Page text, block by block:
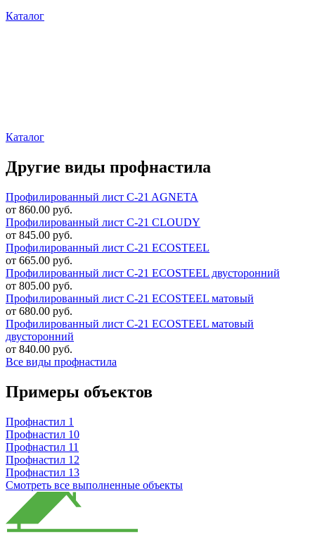
Каталог
Каталог
Другие виды профнастила
Профилированный лист C-21 AGNETA
от 860.00 руб.
Профилированный лист C-21 CLOUDY
от 845.00 руб.
Профилированный лист C-21 ECOSTEEL
от 665.00 руб.
Профилированный лист C-21 ECOSTEEL двусторонний
от 805.00 руб.
Профилированный лист C-21 ECOSTEEL матовый
от 680.00 руб.
Профилированный лист C-21 ECOSTEEL матовый
двусторонний
от 840.00 руб.
Все виды профнастила
Примеры объектов
Профнастил 1
Профнастил 10
Профнастил 11
Профнастил 12
Профнастил 13
Смотреть все выполненные объекты